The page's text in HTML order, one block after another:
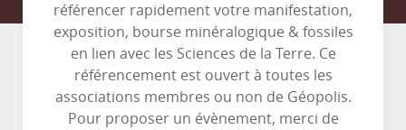
référencer rapidement votre manifestation,
exposition, bourse minéralogique & fossiles
en lien avec les Sciences de la Terre. Ce
référencement est ouvert à toutes les
associations membres ou non de Géopolis.
Pour proposer un évènement, merci de